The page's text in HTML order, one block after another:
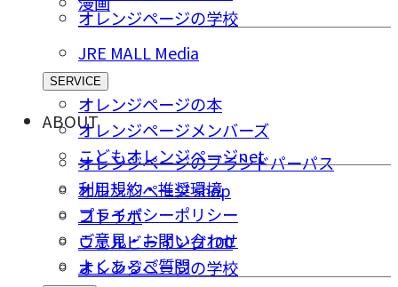
オレンジページの学校
JRE MALL Media
SERVICE
オレンジページの本
オレンジページメンバーズ
こどもオレンジページnet
オレンジページ shop
コトラボ
ウェルビーイング100
オレンジページの学校
ABOUT
オレンジページのブランドパーパス
利用規約・推奨環境
プライバシーポリシー
ご意⾒・お問い合わせ
よくあるご質問